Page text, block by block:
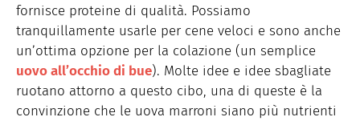
fornisce proteine di qualità. Possiamo
tranquillamente usarle per cene veloci e sono anche
un’ottima opzione per la colazione (un semplice
uovo all’occhio di bue). Molte idee e idee sbagliate
ruotano attorno a questo cibo, una di queste è la
convinzione che le uova marroni siano più nutrienti